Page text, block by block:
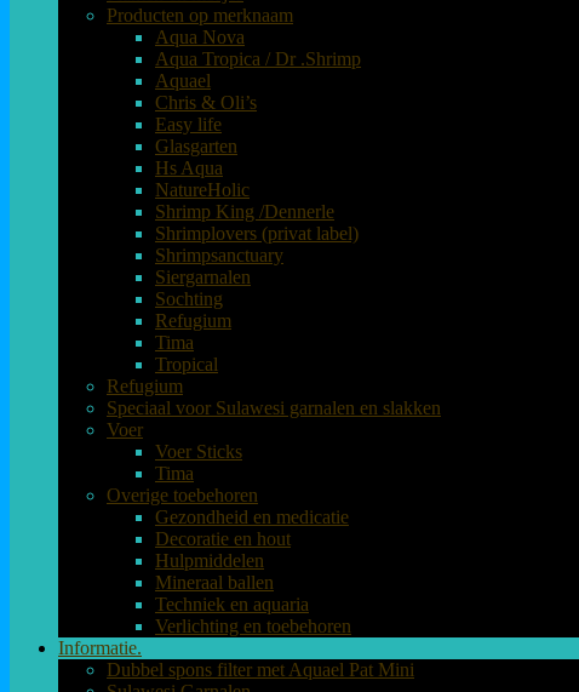
Producten op merknaam
Aqua Nova
Aqua Tropica / Dr .Shrimp
Aquael
Chris & Oli’s
Easy life
Glasgarten
Hs Aqua
NatureHolic
Shrimp King /Dennerle
Shrimplovers (privat label)
Shrimpsanctuary
Siergarnalen
Sochting
Refugium
Tima
Tropical
Refugium
Speciaal voor Sulawesi garnalen en slakken
Voer
Voer Sticks
Tima
Overige toebehoren
Gezondheid en medicatie
Decoratie en hout
Hulpmiddelen
Mineraal ballen
Techniek en aquaria
Verlichting en toebehoren
Informatie.
Dubbel spons filter met Aquael Pat Mini